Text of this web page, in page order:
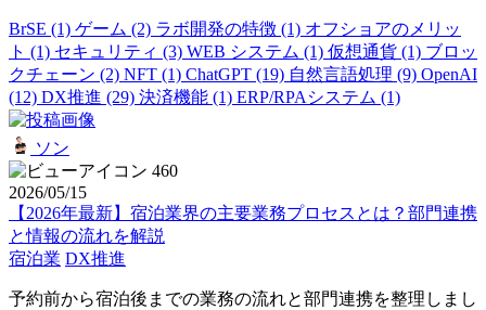
BrSE (1) ゲーム (2) ラボ開発の特徴 (1) オフショアのメリッ
ト (1) セキュリティ (3) WEB システム (1) 仮想通貨 (1) ブロッ
クチェーン (2) NFT (1) ChatGPT (19) 自然言語処理 (9) OpenAI
(12) DX推進 (29) 決済機能 (1) ERP/RPAシステム (1)
ソン
460
2026/05/15
【2026年最新】宿泊業界の主要業務プロセスとは？部門連携
と情報の流れを解説
宿泊業 DX推進
予約前から宿泊後までの業務の流れと部門連携を整理しまし